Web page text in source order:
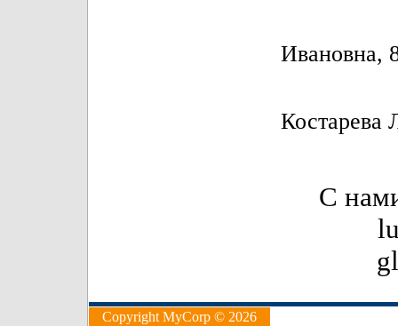
Ивановна,
Костарева
С
Copyright MyCorp © 2026